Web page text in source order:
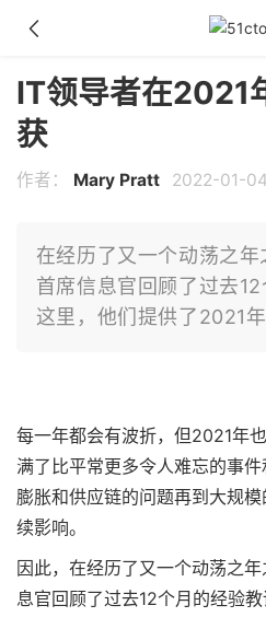
IT领导者在2021
获
作者： Mary Pratt 2022-01-
在经历了又一个动荡之
首席信息官回顾了过去
这里，他们提供了2021
每一年都会有波折，但2021年
满了比平常更多令人难忘的事
膨胀和供应链的问题再到大规
续影响。
因此，在经历了又一个动荡之
息官回顾了过去12个月的经验